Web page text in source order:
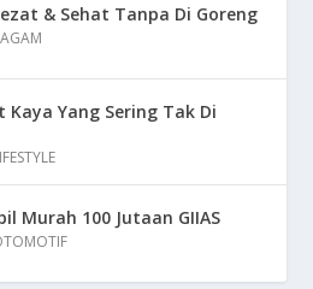
& Sehat Tanpa Di Goreng
Kaya Yang Sering Tak Di
Murah 100 Jutaan GIIAS